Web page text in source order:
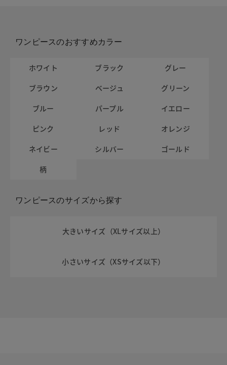
ワンピースのおすすめカラー
ホワイト ブラック
グレー
ブラウン
ベージュ
グリーン
ブルー
パープル
イエロー
ピンク
レッド
オレンジ
ネイビー
シルバー
ゴールド
柄
ワンピースのサイズから探す
大きいサイズ（XLサイズ以上）
小さいサイズ（XSサイズ以下）